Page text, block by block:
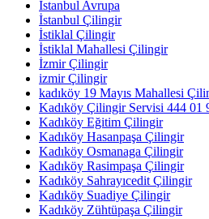
İstanbul Avrupa
İstanbul Çilingir
İstiklal Çilingir
İstiklal Mahallesi Çilingir
İzmir Çilingir
izmir Çilingir
kadıköy 19 Mayıs Mahallesi
Kadıköy Çilingir Servisi 444 01
Kadıköy Eğitim Çilingir
Kadıköy Hasanpaşa Çilingir
Kadıköy Osmanaga Çilingir
Kadıköy Rasimpaşa Çilingir
Kadıköy Sahrayıcedit Çilingir
Kadıköy Suadiye Çilingir
Kadıköy Zühtüpaşa Çilingir